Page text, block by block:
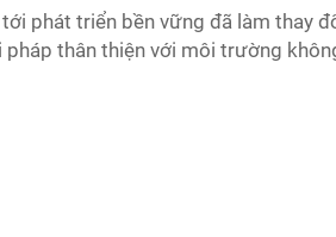
phát triển bền vững đã làm thay
pháp thân thiện với môi trường
buộc. Các ngành công nghiệp
hiện nay đều...